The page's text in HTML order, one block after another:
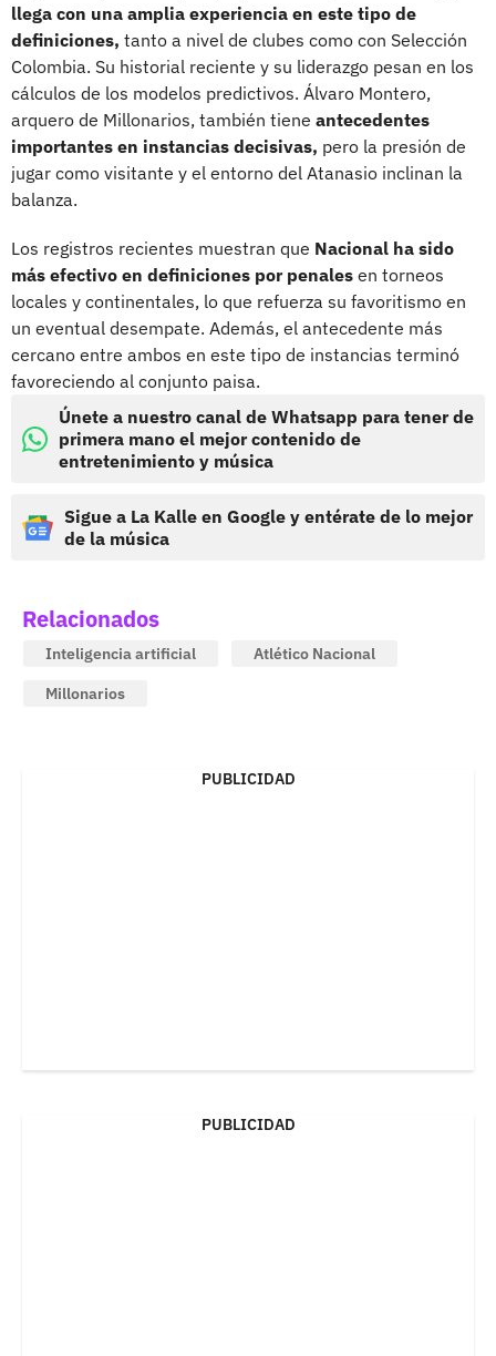
llega con una amplia experiencia en este tipo de
definiciones, tanto a nivel de clubes como con Selección
Colombia. Su historial reciente y su liderazgo pesan en los
cálculos de los modelos predictivos. Álvaro Montero,
arquero de Millonarios, también tiene antecedentes
importantes en instancias decisivas, pero la presión de
jugar como visitante y el entorno del Atanasio inclinan la
balanza.
Los registros recientes muestran que Nacional ha sido
más efectivo en definiciones por penales en torneos
locales y continentales, lo que refuerza su favoritismo en
un eventual desempate. Además, el antecedente más
cercano entre ambos en este tipo de instancias terminó
favoreciendo al conjunto paisa.
Únete a nuestro canal de Whatsapp para tener de
primera mano el mejor contenido de
entretenimiento y música
Sigue a La Kalle en Google y entérate de lo mejor
de la música
Relacionados
Inteligencia artificial
Atlético Nacional
Millonarios
PUBLICIDAD
PUBLICIDAD